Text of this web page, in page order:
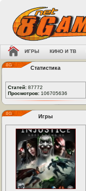
ИГРЫ КИНО И ТВ
Статистика
Статей: 87772
Просмотров: 106705636
Игры